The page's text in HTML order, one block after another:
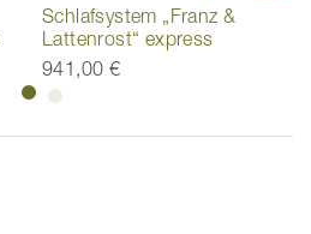
Schlafsystem „Franz &
Lattenrost“ express
941,00 €